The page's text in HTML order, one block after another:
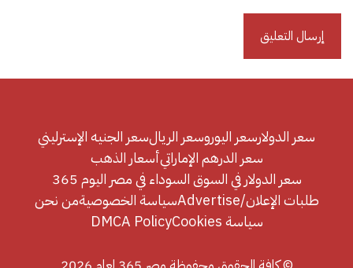
سعر الدولارسعر اليوروسعر الريالسعر الجنيه الإسترليني
سعر الدرهم الإماراتيأسعار الذهب
سعر الدولار في السوق السوداء في مصر اليوم 365
طلبات الإعلان/Advertise
سياسة الخصوصيةمن نحن
سياسة Cookies
DMCA Policy